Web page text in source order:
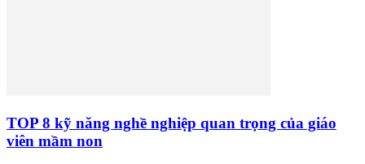
TOP 8 kỹ năng nghề nghiệp quan trọng của giáo
viên mầm non